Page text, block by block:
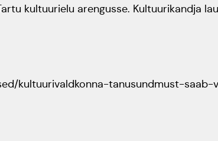
kultuurielu arengusse. Kultuurikandja
kultuurivaldkonna-tanusundmust-saab-